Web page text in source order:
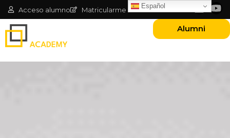
Acceso alumno Matricularme
Alumni
Español